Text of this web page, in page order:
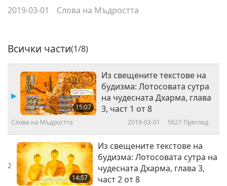
2019-03-01 Слова на Мъдростта
Всички части(1/8)
15:07
Из свещените текстове на
будизма: Лотосовата сутра
на чудесната Дхарма, глава
3, част 1 от 8
Слова на Мъдростта 2019-03-01 5627 Преглед
2
14:57
Из свещените текстове на
будизма: Лотосовата сутра на
чудесната Дхарма, глава 3,
част 2 от 8